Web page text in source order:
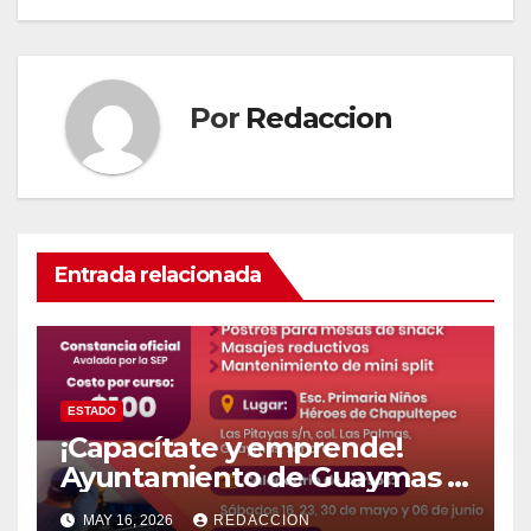
Por Redaccion
Entrada relacionada
ESTADO
¡Capacítate y emprende!
Ayuntamiento de Guaymas e
ICATSON ofrecen cursos con
MAY 16, 2026 REDACCION